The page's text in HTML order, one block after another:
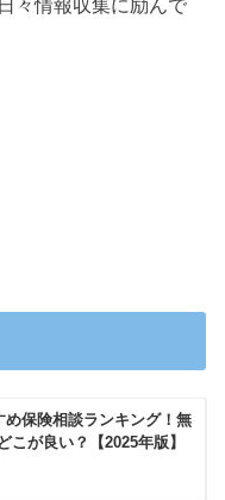
々情報収集に励んで
め保険相談ランキング！無
こが良い？【2025年版】